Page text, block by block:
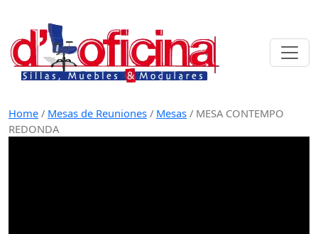
content
Home / Mesas de Reuniones / Mesas / MESA CONTEMPO
REDONDA